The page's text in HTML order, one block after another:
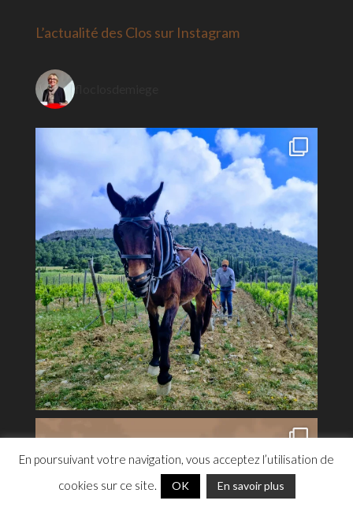
L’actualité des Clos sur Instagram
floclosdemiege
Cookies